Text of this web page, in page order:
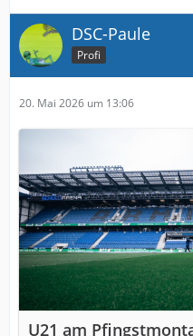
DSC-Paule
Profi
20. Mai 2026 um 13:06
U21 am